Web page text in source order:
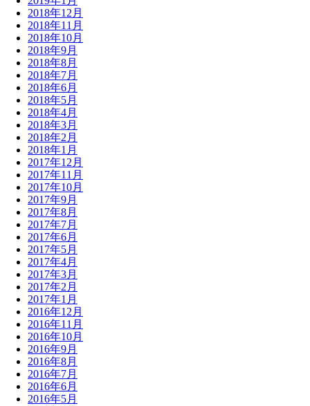
2018年12月
2018年11月
2018年10月
2018年9月
2018年8月
2018年7月
2018年6月
2018年5月
2018年4月
2018年3月
2018年2月
2018年1月
2017年12月
2017年11月
2017年10月
2017年9月
2017年8月
2017年7月
2017年6月
2017年5月
2017年4月
2017年3月
2017年2月
2017年1月
2016年12月
2016年11月
2016年10月
2016年9月
2016年8月
2016年7月
2016年6月
2016年5月